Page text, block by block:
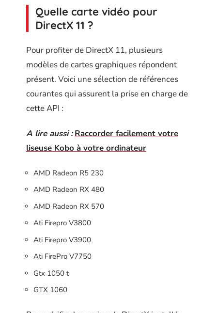
Quelle carte vidéo pour
DirectX 11 ?
Pour profiter de DirectX 11, plusieurs
modèles de cartes graphiques répondent
présent. Voici une sélection de références
courantes qui assurent la prise en charge de
cette API :
A lire aussi : Raccorder facilement votre
liseuse Kobo à votre ordinateur
AMD Radeon R5 230
AMD Radeon RX 480
AMD Radeon RX 570
Ati Firepro V3800
Ati Firepro V3900
Ati FirePro V7750
Gtx 1050 t
GTX 1060